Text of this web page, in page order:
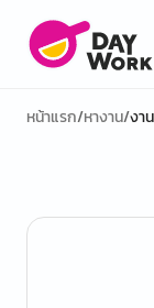
หน้าแรก/หางาน/งา